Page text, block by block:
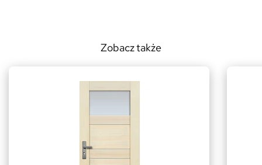
Zobacz także